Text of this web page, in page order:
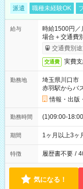
派遣 職種未経験OK
給与
時給1500円／
場合＋交通費
交通費別
交通費 実費支
勤務地
埼玉県川口市
赤羽駅からバ
情報・出版
勤務時間 (1)09:00-
期間 1ヶ月以上3ヶ
特徴 履歴書不要 /
気になる！